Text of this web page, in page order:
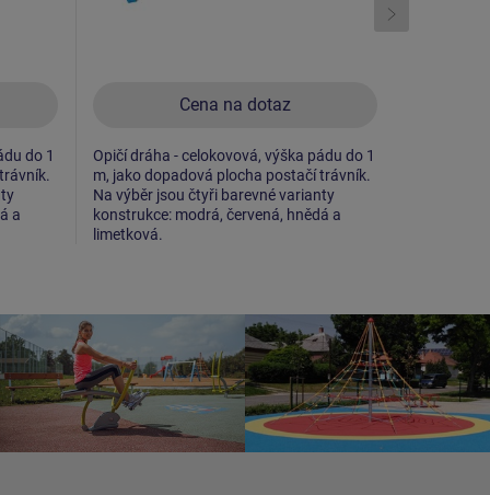
do 1
a
Cena na dotaz
Opičí dráha - celokovová, výška pádu do 1
m, jako dopadová plocha postačí trávník.
Na výběr jsou čtyři barevné varianty
konstrukce: modrá, červená, hnědá a
limetková.